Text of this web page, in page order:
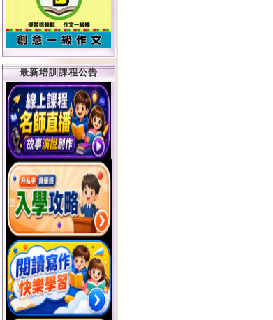
最新培訓課程公告